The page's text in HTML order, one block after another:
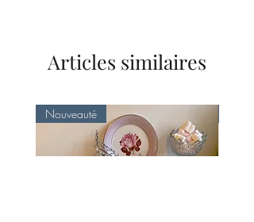
Articles similaires
Nouveauté